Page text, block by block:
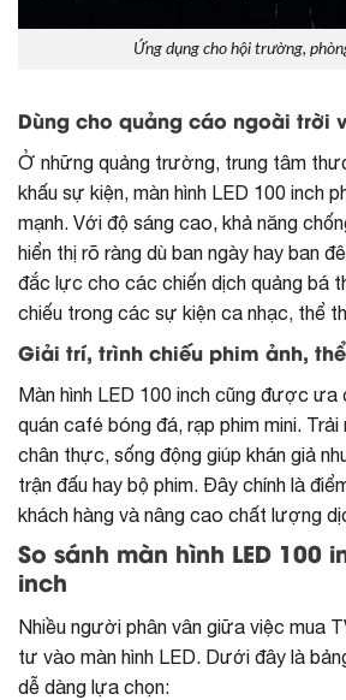
Ứng dụng cho hội trường,
Dùng cho quảng cáo ngoài trời
Ở những quảng trường, trung tâm
khấu sự kiện, màn hình LED 100 inch
mạnh. Với độ sáng cao, khả năng
hiển thị rõ ràng dù ban ngày hay ban
đắc lực cho các chiến dịch quảng bá
chiếu trong các sự kiện ca nhạc, thể
Giải trí, trình chiếu phim ảnh,
Màn hình LED 100 inch cũng được ưa
quán café bóng đá, rạp phim mini. Trải
chân thực, sống động giúp khán giả
trận đấu hay bộ phim. Đây chính là
khách hàng và nâng cao chất lượng
So sánh màn hình LED 100
inch
Nhiều người phân vân giữa việc mua
tư vào màn hình LED. Dưới đây là
dễ dàng lựa chọn: